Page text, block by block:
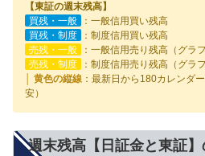
【東証の週末残高】
買残・一般
：一般信用買い残高
買残・制度
：制度信用買い残高
売残・一般
：一般信用売り残高（グラ
売残・制度
：制度信用売り残高（グラ
│ 黄色の縦線 ：最新日から180カレンダ
安）
週末残高【日証金と東証